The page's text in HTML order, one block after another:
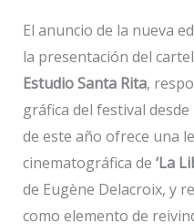
El anuncio de la nueva
la presentación del
Estudio Santa Rita,
gráfica del festival
de este año ofrece una
cinematográfica de ‘La
de Eugène Delacroix, y
como elemento de